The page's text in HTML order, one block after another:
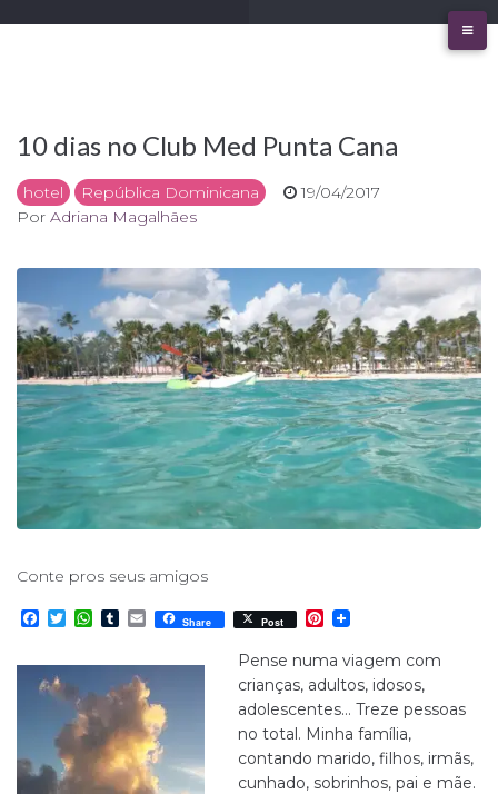
10 dias no Club Med Punta Cana
hotel República Dominicana
19/04/2017
Por Adriana Magalhães
Conte pros seus amigos
F
e
b
T
t
t
e
r
W
t
s
A
p
p
T
b
l
r
E
m
i
l
Share Post
P
n
t
e
r
s
t
Pense numa viagem com
crianças, adultos, idosos,
adolescentes… Treze pessoas
no total. Minha família,
contando marido, filhos, irmãs,
cunhado, sobrinhos, pai e mãe.